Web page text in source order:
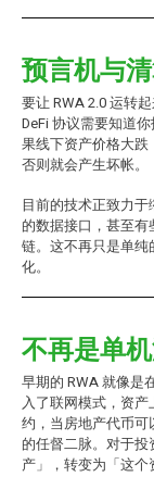
预言机与
要让 RWA 2.0 运转
DeFi 协议需要知道
果线下资产价格大跌
否则就会产生坏帐。
目前的技术正致力
的数据接口，甚至
链。这不再只是单
化。
不再是单
早期的 RWA 就像是
入了联网模式，资
约，当房地产代币
的任督二脉。对于
产」，转变为「这个